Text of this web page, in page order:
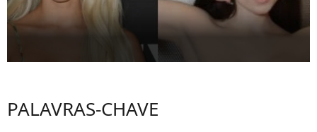
PALAVRAS-CHAVE